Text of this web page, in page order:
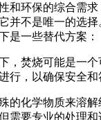
和环保的综合需
并不是唯一的选
是一些替代方案：
，焚烧可能是一
行，以确保安全和
的化学物质来溶
需要专业的处理和